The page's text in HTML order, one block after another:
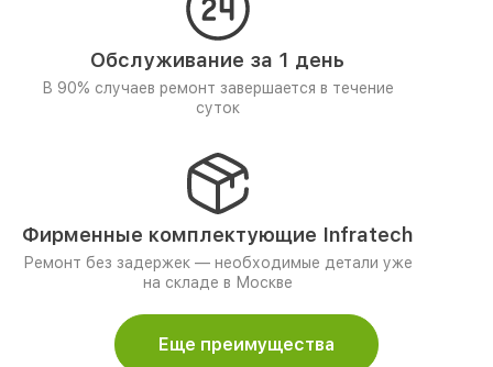
Обслуживание за 1 день
В 90% случаев ремонт завершается в течение
суток
Фирменные комплектующие Infratech
Ремонт без задержек — необходимые детали уже
на складе в Москве
Еще преимущества